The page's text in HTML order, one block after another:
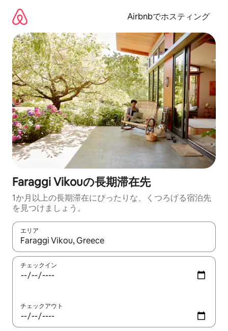
Airbnbでホスティング
Faraggi Vikouの長期滞在先
1か月以上の長期滞在にぴったりな、くつろげる宿泊先
を見つけましょう。
エリア
検索結果が表示されたら、上下の矢印キーを使って移動するか
チェックイン
チェックアウト